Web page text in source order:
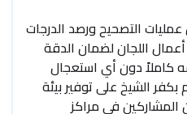
عمليات التصحيح ورصد الدرجات
اللجان لضمان الدقة
كاملاً دون أي استعجال
بكفر الشيخ على توفير بيئة
في مراكز